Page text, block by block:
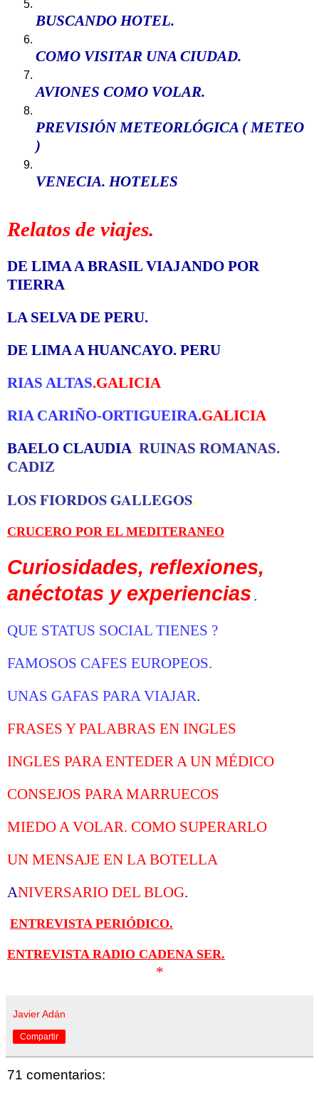
BUSCANDO HOTEL.
COMO VISITAR UNA CIUDAD.
AVIONES COMO VOLAR.
PREVISIÓN METEORLÓGICA ( METEO
)
VENECIA. HOTELES
Relatos de viajes.
DE LIMA A BRASIL VIAJANDO POR
TIERRA.
LA SELVA DE PERU.
DE LIMA A HUANCAYO. PERU
RIAS ALTAS.GALICIA
RIA CARIÑO-ORTIGUEIRA.GALICIA
BAELO CLAUDIA. RUINAS ROMANAS.
CADIZ
LOS FIORDOS GALLEGOS.
CRUCERO POR EL MEDITERANEO
Curiosidades, reflexiones,
anéctotas y experiencias .
QUE STATUS SOCIAL TIENES ?
FAMOSOS CAFES EUROPEOS.
UNAS GAFAS PARA VIAJAR.
FRASES Y PALABRAS EN INGLES
INGLES PARA ENTEDER A UN MÉDICO
CONSEJOS PARA MARRUECOS
MIEDO A VOLAR. COMO SUPERARLO
UN MENSAJE EN LA BOTELLA
ANIVERSARIO DEL BLOG.
ENTREVISTA PERIÓDICO.
ENTREVISTA RADIO CADENA SER.
*
Javier Adán
Compartir
71 comentarios: